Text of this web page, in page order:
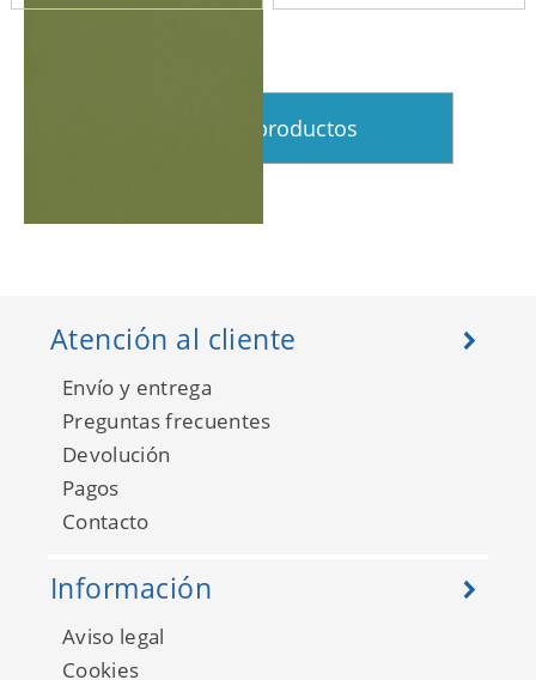
Happy Dreams 69867910
Ver más productos
Atención al cliente
Envío y entrega
Preguntas frecuentes
Devolución
Pagos
Contacto
Información
Aviso legal
Cookies